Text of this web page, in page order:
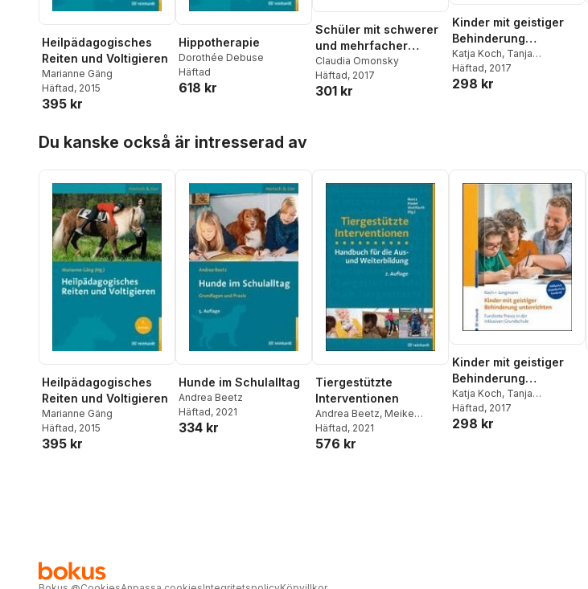
Heilpädagogisches
Reiten und Voltigieren
Marianne Gäng
Häftad, 2015
395 kr
Hippotherapie
Dorothée Debuse
Häftad
618 kr
Schüler mit schwerer
und mehrfacher
Behinderung im
inklusiven Unterricht
Claudia Omonsky
Häftad, 2017
301 kr
Kinder mit geistiger
Behinderung
unterrichten
Katja Koch, Tanja
Jungmann
Häftad, 2017
298 kr
Du kanske också är intresserad av
Heilpädagogisches
Reiten und Voltigieren
Marianne Gäng
Häftad, 2015
395 kr
Hunde im Schulalltag
Andrea Beetz
Häftad, 2021
334 kr
Tiergestützte
Interventionen
Andrea Beetz, Meike
Riedel, Rainer Wohlfarth
Häftad, 2021
576 kr
Kinder mit geistiger
Behinderung
unterrichten
Katja Koch, Tanja
Jungmann
Häftad, 2017
298 kr